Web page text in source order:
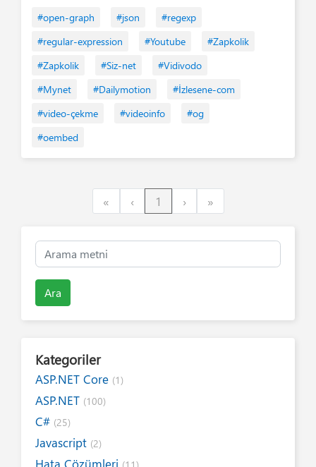
#open-graph #json
#regexp
#regular-expression
#Youtube
#Zapkolik
#Zapkolik
#Siz-net
#Vidivodo
#Mynet
#Dailymotion
#İzlesene-com
#video-çekme
#videoinfo
#og
#oembed
«First ‹Previous
1 ›Next»Last
Ara
Kategoriler
ASP.NET Core (1)
ASP.NET (100)
C# (25)
Javascript (2)
Hata Çözümleri